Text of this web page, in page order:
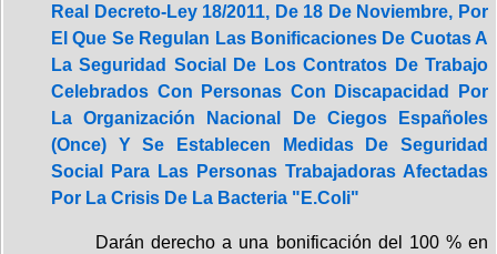
Real Decreto-Ley 18/2011, De 18 De Noviembre, Por
El Que Se Regulan Las Bonificaciones De Cuotas A
La Seguridad Social De Los Contratos De Trabajo
Celebrados Con Personas Con Discapacidad Por
La Organización Nacional De Ciegos Españoles
(Once) Y Se Establecen Medidas De Seguridad
Social Para Las Personas Trabajadoras Afectadas
Por La Crisis De La Bacteria "E.Coli"
Darán derecho a una bonificación del 100 % en